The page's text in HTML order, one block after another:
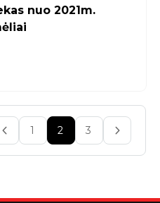
nuo 2021m.
1 2 3